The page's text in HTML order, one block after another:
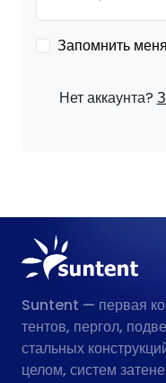
Запомнить меня
Нет аккаунта?
Suntent — первая
тентов, пергол,
стальных
целом, систем